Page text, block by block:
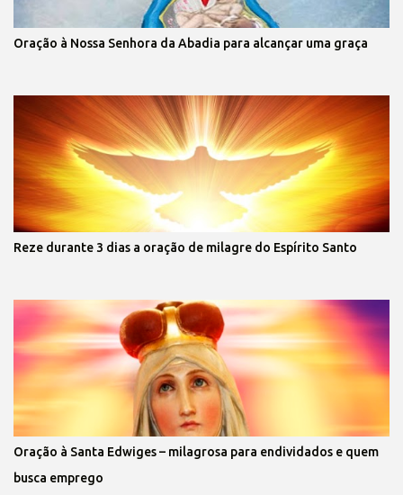
Oração à Nossa Senhora da Abadia para alcançar uma graça
Reze durante 3 dias a oração de milagre do Espírito Santo
Oração à Santa Edwiges – milagrosa para endividados e quem
busca emprego